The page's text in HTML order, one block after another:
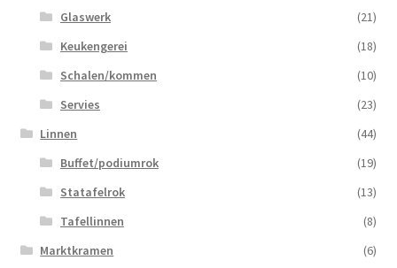
Glaswerk
(21)
Keukengerei
(18)
Schalen/kommen
(10)
Servies
(23)
Linnen
(44)
Buffet/podiumrok
(19)
Statafelrok
(13)
Tafellinnen
(8)
Marktkramen
(6)